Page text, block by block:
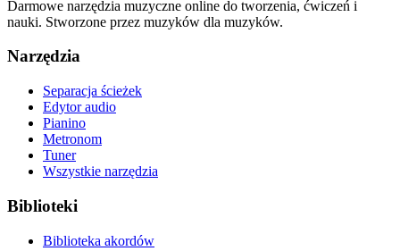
Darmowe narzędzia muzyczne online do tworzenia, ćwiczeń i
nauki. Stworzone przez muzyków dla muzyków.
Narzędzia
Separacja ścieżek
Edytor audio
Pianino
Metronom
Tuner
Wszystkie narzędzia
Biblioteki
Biblioteka akordów